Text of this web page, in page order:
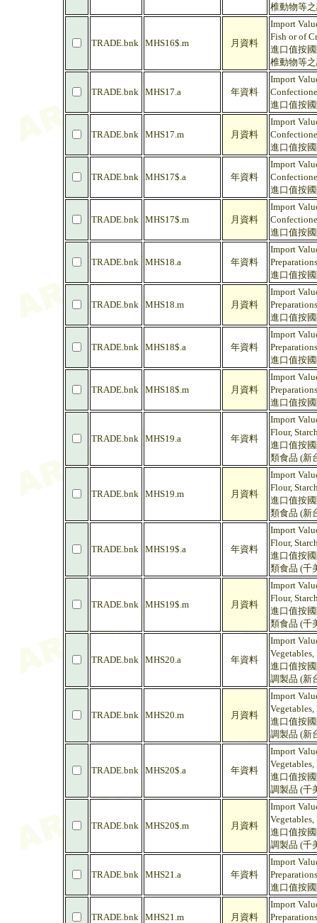
椎動物等
TRADE.bnk MHS16$.m 月資料
Import
Fish or of
進口值按
椎動物等
TRADE.bnk MHS17.a 年資料
Import
進口值按
TRADE.bnk MHS17.m 月資料
Import
進口值按
TRADE.bnk MHS17$.a 年資料
Import
進口值按
TRADE.bnk MHS17$.m 月資料
Import
進口值按
TRADE.bnk MHS18.a 年資料
Import
進口值按
TRADE.bnk MHS18.m 月資料
Import
進口值按
TRADE.bnk MHS18$.a 年資料
Import
進口值按
TRADE.bnk MHS18$.m 月資料
Import
進口值按
TRADE.bnk MHS19.a 年資料
Import
Flour,
進口值按
類食品 (新
TRADE.bnk MHS19.m 月資料
Import
Flour,
進口值按
類食品 (新
TRADE.bnk MHS19$.a 年資料
Import
Flour,
進口值按
類食品 (千
TRADE.bnk MHS19$.m 月資料
Import
Flour,
進口值按
類食品 (千
TRADE.bnk MHS20.a 年資料
Import
進口值按
調製品 (新
TRADE.bnk MHS20.m 月資料
Import
進口值按
調製品 (新
TRADE.bnk MHS20$.a 年資料
Import
進口值按
調製品 (千
TRADE.bnk MHS20$.m 月資料
Import
進口值按
調製品 (千
TRADE.bnk MHS21.a 年資料
Import
進口值按
TRADE.bnk MHS21.m 月資料
Import